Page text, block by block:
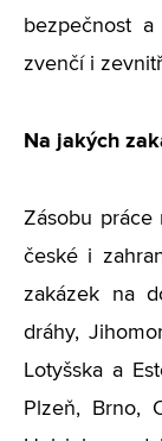
bezpečnost
zvenčí i
Na jakých
Zásobu
české i
zakázek na
dráhy,
Lotyšska a
Plzeň, Brno,